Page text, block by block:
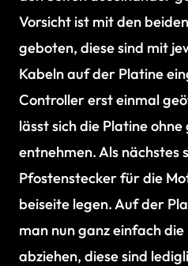
Vorsicht ist mit den
geboten, diese sind mit
Kabeln auf der Platine
Controller erst einmal
lässt sich die Platine
entnehmen. Als nächstes
Pfostenstecker für die
beiseite legen. Auf der
man nun ganz einfach
abziehen, diese sind